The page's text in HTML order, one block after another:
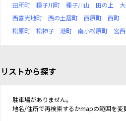
田所町
種子川町 種子川山 田の上
西喜光地町
西の土居町 西原町 西町
松原町
松神子 港町 南小松原町 宮
リストから探す
駐車場がありません。
地名/住所で再検索するかmapの範囲を変